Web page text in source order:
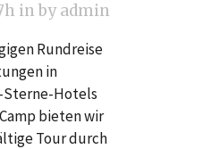
in by admin
Rundreise
in
Sterne-Hotels
bieten wir
Tour durch